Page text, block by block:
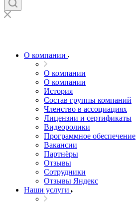
О компании
О компании
О компании
История
Состав группы компаний
Членство в ассоциациях
Лицензии и сертификаты
Видеоролики
Программное обеспечение
Вакансии
Партнёры
Отзывы
Сотрудники
Отзывы Яндекс
Наши услуги